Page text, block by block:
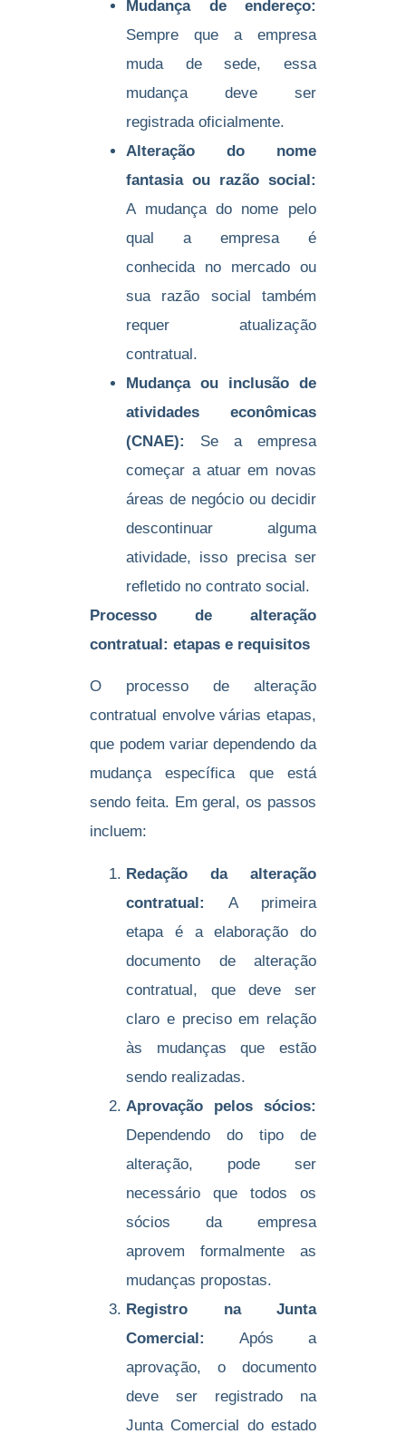
Mudança de endereço:
Sempre que a empresa
muda de sede, essa
mudança deve ser
registrada oficialmente.
Alteração do nome
fantasia ou razão social:
A mudança do nome pelo
qual a empresa é
conhecida no mercado ou
sua razão social também
requer atualização
contratual.
Mudança ou inclusão de
atividades econômicas
(CNAE):
Se a empresa
começar a atuar em novas
áreas de negócio ou decidir
descontinuar alguma
atividade, isso precisa ser
refletido no contrato social.
Processo de alteração
contratual: etapas e requisitos
O processo de alteração
contratual envolve várias etapas,
que podem variar dependendo da
mudança específica que está
sendo feita. Em geral, os passos
incluem:
Redação da alteração
contratual:
A primeira
etapa é a elaboração do
documento de alteração
contratual, que deve ser
claro e preciso em relação
às mudanças que estão
sendo realizadas.
Aprovação pelos sócios:
Dependendo do tipo de
alteração, pode ser
necessário que todos os
sócios da empresa
aprovem formalmente as
mudanças propostas.
Registro na Junta
Comercial:
Após a
aprovação, o documento
deve ser registrado na
Junta Comercial do estado